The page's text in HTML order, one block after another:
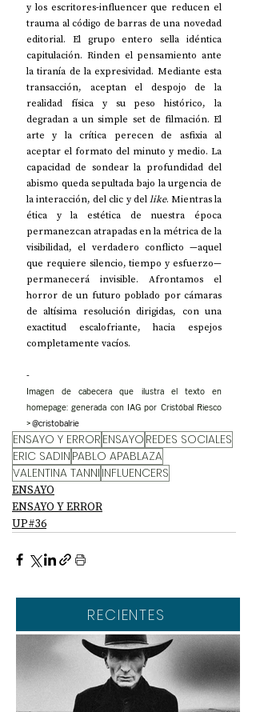
y los escritores-influencer que reducen el
trauma al código de barras de una novedad
editorial. El grupo entero sella idéntica
capitulación. Rinden el pensamiento ante
la tiranía de la expresividad. Mediante esta
transacción, aceptan el despojo de la
realidad física y su peso histórico, la
degradan a un simple set de filmación. El
arte y la crítica perecen de asfixia al
aceptar el formato del minuto y medio. La
capacidad de sondear la profundidad del
abismo queda sepultada bajo la urgencia de
la interacción, del clic y del like. Mientras la
ética y la estética de nuestra época
permanezcan atrapadas en la métrica de la
visibilidad, el verdadero conflicto —aquel
que requiere silencio, tiempo y esfuerzo—
permanecerá invisible. Afrontamos el
horror de un futuro poblado por cámaras
de altísima resolución dirigidas, con una
exactitud escalofriante, hacia espejos
completamente vacíos.
-
Imagen de cabecera que ilustra el texto en
homepage: generada con IAG por Cristóbal Riesco
> @cristobalrie
ENSAYO Y ERROR ENSAYO REDES SOCIALES
ERIC SADIN PABLO APABLAZA
VALENTINA TANNI INFLUENCERS
ENSAYO
ENSAYO Y ERROR
UP#36
RECIENTES